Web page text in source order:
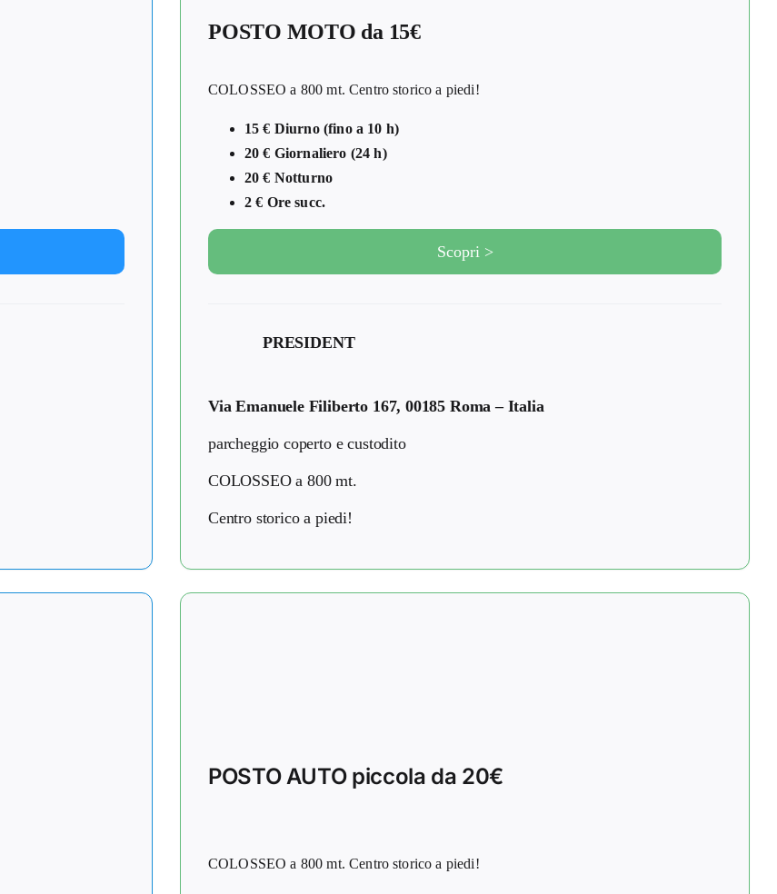
POSTO MOTO da 15€
COLOSSEO a 800 mt. Centro storico a piedi!
15 € Diurno (fino a 10 h)
20 € Giornaliero (24 h)
20 € Notturno
2 € Ore succ.
Scopri >
PRESIDENT
Via Emanuele Filiberto 167, 00185 Roma – Italia
parcheggio coperto e custodito
COLOSSEO a 800 mt.
Centro storico a piedi!
POSTO AUTO piccola da 20€
COLOSSEO a 800 mt. Centro storico a piedi!